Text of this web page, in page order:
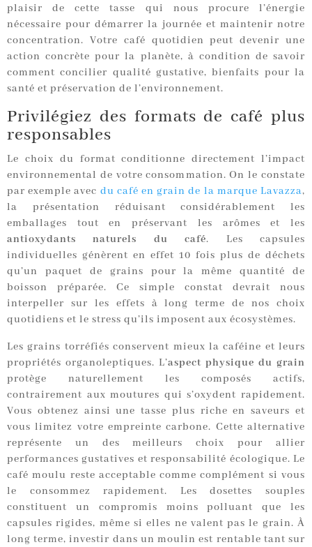
plaisir de cette tasse qui nous procure l’énergie
nécessaire pour démarrer la journée et maintenir notre
concentration. Votre café quotidien peut devenir une
action concrète pour la planète, à condition de savoir
comment concilier qualité gustative, bienfaits pour la
santé et préservation de l’environnement.
Privilégiez des formats de café plus
responsables
Le choix du format conditionne directement l’impact
environnemental de votre consommation. On le constate
par exemple avec du café en grain de la marque Lavazza,
la présentation réduisant considérablement les
emballages tout en préservant les arômes et les
antioxydants naturels du café. Les capsules
individuelles génèrent en effet 10 fois plus de déchets
qu’un paquet de grains pour la même quantité de
boisson préparée. Ce simple constat devrait nous
interpeller sur les effets à long terme de nos choix
quotidiens et le stress qu’ils imposent aux écosystèmes.
Les grains torréfiés conservent mieux la caféine et leurs
propriétés organoleptiques. L’aspect physique du grain
protège naturellement les composés actifs,
contrairement aux moutures qui s’oxydent rapidement.
Vous obtenez ainsi une tasse plus riche en saveurs et
vous limitez votre empreinte carbone. Cette alternative
représente un des meilleurs choix pour allier
performances gustatives et responsabilité écologique. Le
café moulu reste acceptable comme complément si vous
le consommez rapidement. Les dosettes souples
constituent un compromis moins polluant que les
capsules rigides, même si elles ne valent pas le grain. À
long terme, investir dans un moulin est rentable tant sur